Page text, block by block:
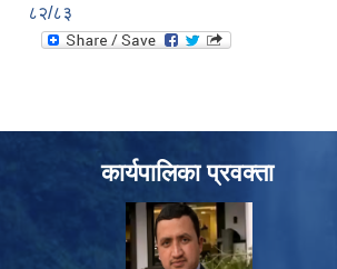
८२/८३
कार्यपालिका प्रवक्ता